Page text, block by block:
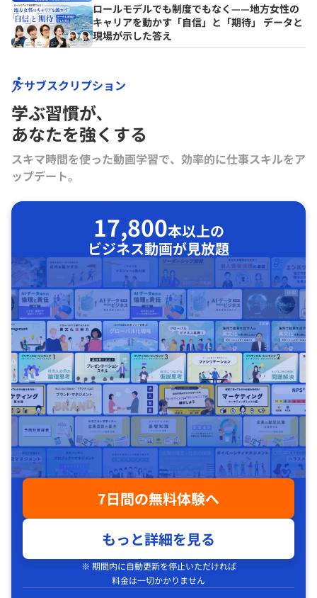
ロールモデルでも制度でもなく——地方女性の
キャリアを動かす「自信」と「期待」 データと
現場が示した答え
サブスクリプション
学ぶ習慣が､
あなたを強くする
スキマ時間を使った動画学習で、効率的に仕事スキルをア
ップデート。
17,800本以上の
ビジネス動画が見放題
7日間の無料体験へ
もっと詳細を見る
※ 期間内に自動更新を停止いただければ
料金は一切かかりません